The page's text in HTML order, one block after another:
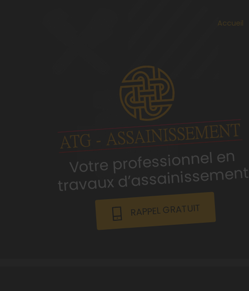
Votre professionnel en
travaux d’assainisse
ment
RAPPEL GRATUIT
Accueil